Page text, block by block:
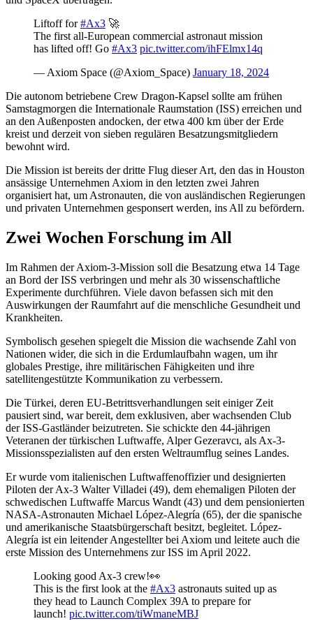
Liftoff for#Ax3 🚀
The first all-European commercial astronaut mission
has lifted off! Go #Ax3 pic.twitter.com/ihFElmx14q
— Axiom Space (@Axiom_Space) January 18, 2024
Die autonom betriebene Crew Dragon-Kapsel sollte am frühen
Samstagmorgen die Internationale Raumstation (ISS) erreichen und
an den Außenposten andocken, der etwa 400 km über der Erde
kreist und derzeit von sieben regulären Besatzungsmitgliedern
bewohnt wird.
Die Mission ist bereits der dritte Flug dieser Art, den das in Houston
ansässige Unternehmen Axiom in den letzten zwei Jahren
organisiert hat, um Astronauten, die von ausländischen Regierungen
und privaten Unternehmen gesponsert werden, ins All zu befördern.
Zwei Wochen Forschung im All
Im Rahmen der Axiom-3-Mission soll die Besatzung etwa 14 Tage
an Bord der ISS verbringen und mehr als 30 wissenschaftliche
Experimente durchführen. Viele davon befassen sich mit den
Auswirkungen der Raumfahrt auf die menschliche Gesundheit und
Krankheiten.
Symbolisch gesehen spiegelt die Mission die wachsende Zahl von
Nationen wider, die sich in die Erdumlaufbahn wagen, um ihr
globales Prestige, ihre militärischen Fähigkeiten und ihre
satellitengestützte Kommunikation zu verbessern.
Die Türkei, deren EU-Betrittsverhandlungen seit einiger Zeit
pausiert sind, war bereit, dem exklusiven, aber wachsenden Club
der ISS-Gastländer beizutreten. Sie schickte den 44-jährigen
Veteranen der türkischen Luftwaffe, Alper Gezeravcı, als Ax-3-
Missionsspezialisten auf den ersten Weltraumflug seines Landes.
Er wurde vom italienischen Luftwaffenoffizier und designierten
Piloten der Ax-3 Walter Villadei (49), dem ehemaligen Piloten der
schwedischen Luftwaffe Marcus Wandt (43) und dem pensionierten
NASA-Astronauten Michael López-Alegría (65), der die spanische
und amerikanische Staatsbürgerschaft besitzt, begleitet. López-
Alegría ist ein leitender Angestellter bei Axiom und leitete auch die
erste Mission des Unternehmens zur ISS im April 2022.
Looking good Ax-3 crew!👀
This is the first look at the #Ax3 astronauts suited up as
they head to Launch Complex 39A to prepare for
launch! pic.twitter.com/tiWmaneMBJ